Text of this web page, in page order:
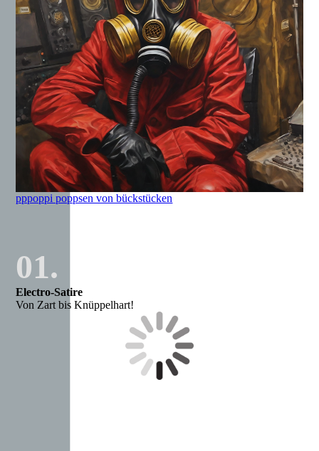
pppoppi poppsen von bückstücken
01.
Electro-Satire
Von Zart bis Knüppelhart!